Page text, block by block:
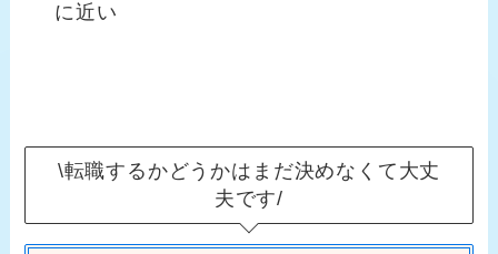
に近い
\転職するかどうかはまだ決めなくて大丈
夫です/